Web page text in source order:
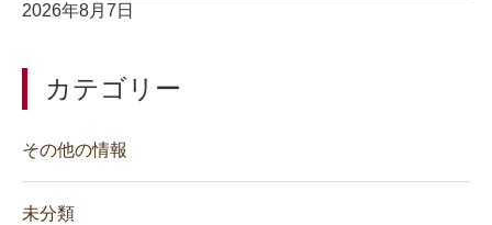
2026年8月7日
カテゴリー
その他の情報
未分類